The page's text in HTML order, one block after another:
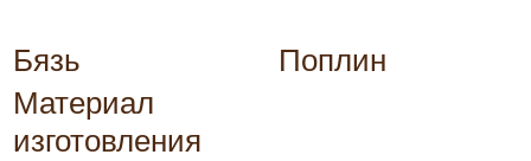
Бязь
Поплин
Материал
изготовления